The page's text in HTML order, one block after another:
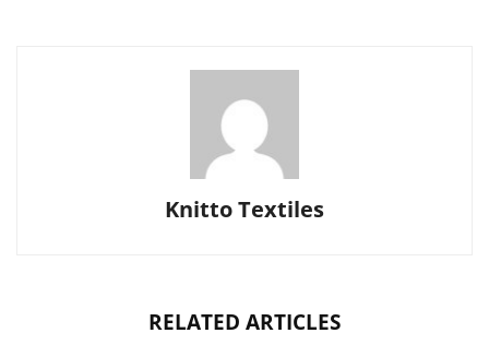
Knitto Textiles
RELATED ARTICLES